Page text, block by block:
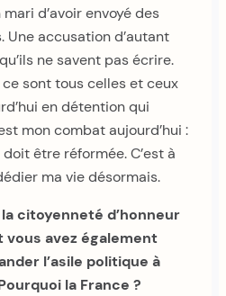
d’avoir envoyé des
Une accusation d’autant
ne savent pas écrire.
sont tous celles et ceux
en détention qui
mon combat aujourd’hui :
être réformée. C’est à
ma vie désormais.
citoyenneté d’honneur
vous avez également
l’asile politique à
la France ?